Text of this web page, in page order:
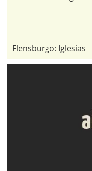
Flensburgo: Iglesias